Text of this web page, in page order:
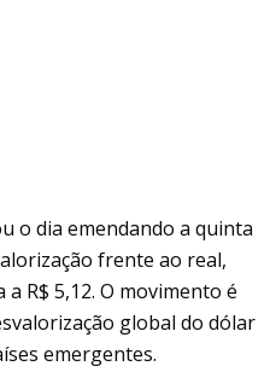
o dia emendando a quinta
frente ao real,
a R$ 5,12. O movimento é
global do dólar
emergentes.